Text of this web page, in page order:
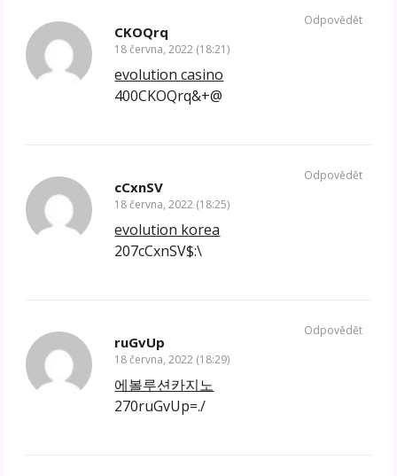
CKOQrq
18 června, 2022 (18:21)
evolution casino
400CKOQrq&+@
Odpovědět
cCxnSV
18 června, 2022 (18:25)
evolution korea
207cCxnSV$:\
Odpovědět
ruGvUp
18 června, 2022 (18:29)
에볼루션카지노
270ruGvUp=./
Odpovědět